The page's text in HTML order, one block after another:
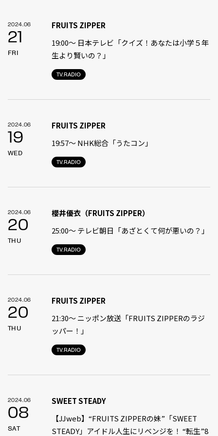
2024.06
21
FRI
TV.RADIO
FRUITS ZIPPER
19:00〜 日本テレビ「クイズ！あなたは小学５年
生より賢いの？」
2024.06
19
WED
TV.RADIO
FRUITS ZIPPER
19:57〜 NHK総合「うたコン」
2024.06
20
THU
TV.RADIO
櫻井優衣（FRUITS ZIPPER）
25:00〜 テレビ朝日「あざとくて何が悪いの？」
2024.06
20
THU
TV.RADIO
FRUITS ZIPPER
21:30〜 ニッポン放送「FRUITS ZIPPERのラジ
ッパー！」
2024.06
08
SAT
SWEET STEADY
【JJweb】“FRUITS ZIPPERの妹”「SWEET
STEADY」アイドル人生にリベンジを！ “転生”8